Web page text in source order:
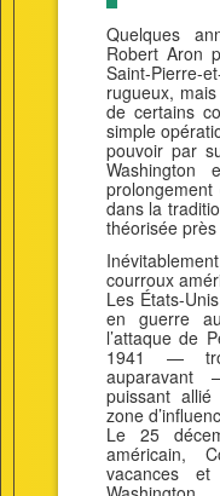
Quelques
Robert Aron
Saint-Pierre-
rugueux,
de certains
simple
pouvoir par
Washington
dans la
théorisée
courroux
Les États-
en guerre
l’attaque de
1941 —
puissant
zone
Le 25
américain,
vacances